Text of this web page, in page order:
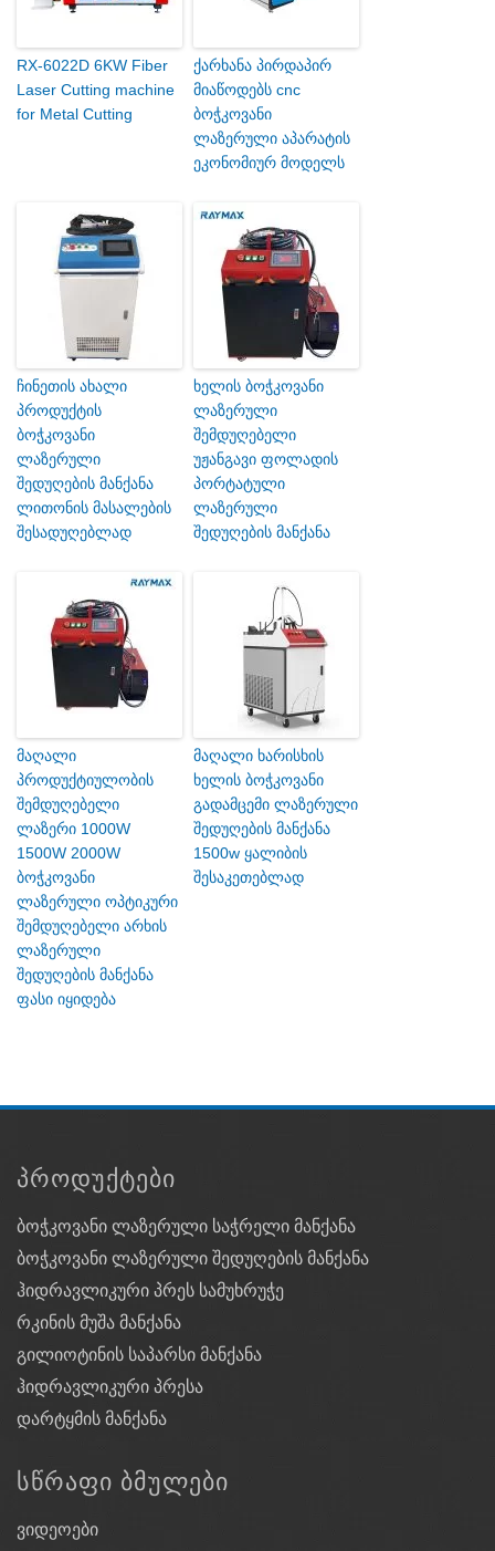
RX-6022D 6KW Fiber
Laser Cutting machine
for Metal Cutting
ქარხანა პირდაპირ
მიაწოდებს cnc
ბოჭკოვანი
ლაზერული აპარატის
ეკონომიურ მოდელს
ჩინეთის ახალი
პროდუქტის
ბოჭკოვანი
ლაზერული
შედუღების მანქანა
ლითონის მასალების
შესადუღებლად
ხელის ბოჭკოვანი
ლაზერული
შემდუღებელი
უჟანგავი ფოლადის
პორტატული
ლაზერული
შედუღების მანქანა
მაღალი
პროდუქტიულობის
შემდუღებელი
ლაზერი 1000W
1500W 2000W
ბოჭკოვანი
ლაზერული ოპტიკური
შემდუღებელი არხის
ლაზერული
შედუღების მანქანა
ფასი იყიდება
მაღალი ხარისხის
ხელის ბოჭკოვანი
გადამცემი ლაზერული
შედუღების მანქანა
1500w ყალიბის
შესაკეთებლად
ᲞᲠᲝᲓᲣᲥᲢᲔᲑᲘ
ბოჭკოვანი ლაზერული საჭრელი მანქანა
ბოჭკოვანი ლაზერული შედუღების მანქანა
ჰიდრავლიკური პრეს სამუხრუჭე
რკინის მუშა მანქანა
გილიოტინის საპარსი მანქანა
ჰიდრავლიკური პრესა
დარტყმის მანქანა
ᲡᲬᲠᲐᲤᲘ ᲑᲛᲣᲚᲔᲑᲘ
ვიდეოები